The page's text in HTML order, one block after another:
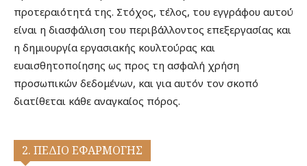
προτεραιότητά της. Στόχος, τέλος, του εγγράφου αυτού
είναι η διασφάλιση του περιβάλλοντος επεξεργασίας και
η δημιουργία εργασιακής κουλτούρας και
ευαισθητοποίησης ως προς τη ασφαλή χρήση
προσωπικών δεδομένων, και για αυτόν τον σκοπό
διατίθεται κάθε αναγκαίος πόρος.
2. ΠΕΔΙΟ ΕΦΑΡΜΟΓΗΣ